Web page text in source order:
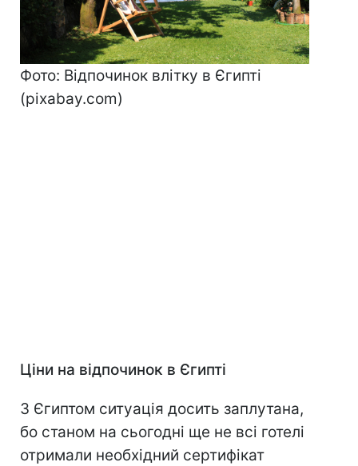
Фото: Відпочинок влітку в Єгипті
(pixabay.com)
Ціни на відпочинок в Єгипті
З Єгиптом ситуація досить заплутана,
бо станом на сьогодні ще не всі готелі
отримали необхідний сертифікат